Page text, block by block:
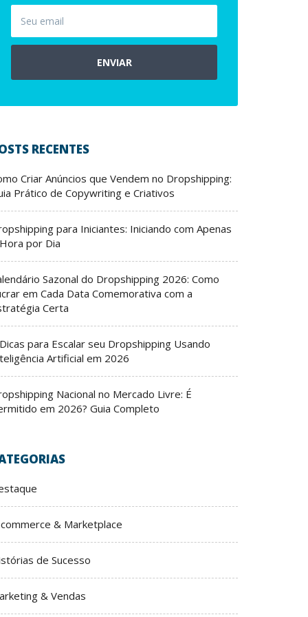
ENVIAR
RECENTES
Criar Anúncios que Vendem no Dropshipping:
Prático de Copywriting e Criativos
para Iniciantes: Iniciando com Apenas
por Dia
Sazonal do Dropshipping 2026: Como
em Cada Data Comemorativa com a
Certa
para Escalar seu Dropshipping Usando
Artificial em 2026
Nacional no Mercado Livre: É
em 2026? Guia Completo
& Marketplace
de Sucesso
& Vendas